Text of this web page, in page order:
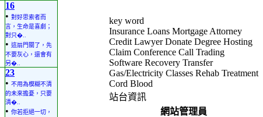
16
• 對好思索者而
言，生命是喜劇；
對只�..
• 這扇門關了，先
不要灰心，還會有
另�..
23
• 不用為模糊不清
的未來擔憂，只要
清�..
• 你若拒絕一切，
key word
Insurance Loans Mortgage Attorney
Credit Lawyer Donate Degree Hosting
Claim Conference Call Trading
Software Recovery Transfer
Gas/Electricity Classes Rehab Treatment
Cord Blood
站台資訊
網站管理員